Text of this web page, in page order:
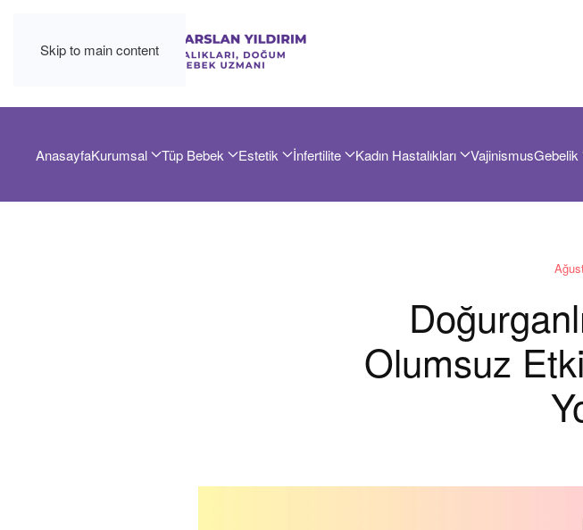
Skip to main content
AnasayfaKurumsal Tüp Bebek Estetik İnfertilite Kadın Hastalıkları VajinismusGebelik
Olumsuz